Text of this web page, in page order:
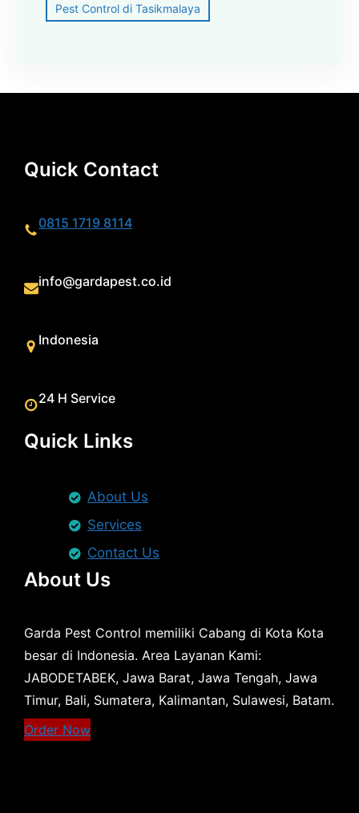
Pest Control di Tasikmalaya
Quick Contact
0815 1719 8114
info@gardapest.co.id
Indonesia
24 H Service
Quick Links
About Us
Services
Contact Us
About Us
Garda Pest Control memiliki Cabang di Kota Kota
besar di Indonesia. Area Layanan Kami:
JABODETABEK, Jawa Barat, Jawa Tengah, Jawa
Timur, Bali, Sumatera, Kalimantan, Sulawesi, Batam.
Order Now